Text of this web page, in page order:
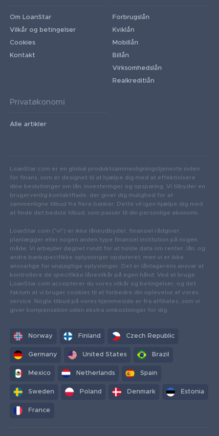
Om LoanStar
Vilkår og betingelser
Cookies
Kontakt
Forbrugslån
Kviklån
Mobillån
Billån
Virksomhedslån
Realkreditlån
Privatøkonomi
Alle artikler
LoanStar.com er en global produktsammenligningstjeneste inden
for finans, som er designet til at hjælpe dig med at effektivisere
dine beslutninger om lån, investeringer og opsparing. Vi tilbyder en
brugervenlig kontaktflade, der giver dig mulighed for at
sammenligne tilbud fra flere banker. Dette vil igen hjælpe dig med
at finde det bedste tilbud, som passer til din personlige økonomi.
LoanStar.com ("vi") er ikke låneudbyder, finansiel rådgiver,
planlægger eller nogen anden type finansiel institution på nogen
måde. Vi arbejder døgnet rundt for at holde data om renter, lån, og
andre bankspecifikke oplysninger opdateret, men vi er ikke
ansvarlige for unøjagtige oplysninger. Det er låntagerens ansvar at
kontrollere de specifikke lånevilkår på egen hånd. Ved at bruge
LoanStar.com accepterer du vores vilkår og betingelser, og det
faktum at vi bruger cookies til at forbedre din oplevelse af vores
service. Nogle tilbud på vores hjemmeside er fra affiliates, som vi
giver kompensation uden ekstra omkostninger for dig.
Norway Finland Czech Republic
Germany United States Brazil
Mexico Netherlands Spain
Sweden Poland Denmark Estonia
France